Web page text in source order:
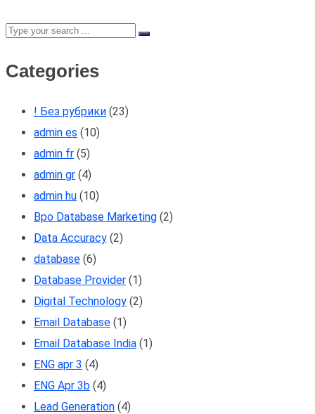
Categories
! Без рубрики (23)
admin es (10)
admin fr (5)
admin gr (4)
admin hu (10)
Bpo Database Marketing (2)
Data Accuracy (2)
database (6)
Database Provider (1)
Digital Technology (2)
Email Database (1)
Email Database India (1)
ENG apr 3 (4)
ENG Apr 3b (4)
Lead Generation (4)